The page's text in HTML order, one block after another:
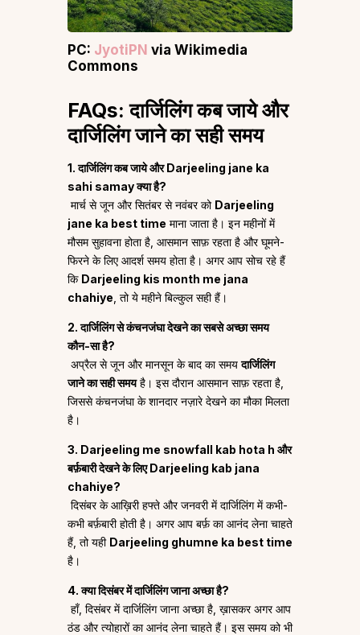
PC: JyotiPN via Wikimedia
Commons
FAQs: दार्जिलिंग कब जाये और
दार्जिलिंग जाने का सही समय
1. दार्जिलिंग कब जाये और Darjeeling jane ka
sahi samay क्या है?
मार्च से जून और सितंबर से नवंबर को Darjeeling
jane ka best time माना जाता है। इन महीनों में
मौसम सुहावना होता है, आसमान साफ़ रहता है और घूमने-
फिरने के लिए आदर्श समय होता है। अगर आप सोच रहे हैं
कि Darjeeling kis month me jana
chahiye , तो ये महीने बिल्कुल सही हैं।
2. दार्जिलिंग से कंचनजंघा देखने का सबसे अच्छा समय
कौन-सा है?
अप्रैल से जून और मानसून के बाद का समयदार्जिलिंग
जाने का सही समयहै। इस दौरान आसमान साफ़ रहता है,
जिससे कंचनजंघा के शानदार नज़ारे देखने का मौका मिलता
है।
3. Darjeeling me snowfall kab hota h और
बर्फ़बारी देखने के लिए Darjeeling kab jana
chahiye?
दिसंबर के आख़िरी हफ्ते और जनवरी में दार्जिलिंग में कभी-
कभी बर्फ़बारी होती है। अगर आप बर्फ़ का आनंद लेना चाहते
हैं, तो यही Darjeeling ghumne ka best time
है।
4. क्या दिसंबर में दार्जिलिंग जाना अच्छा है?
हाँ, दिसंबर में दार्जिलिंग जाना अच्छा है, ख़ासकर अगर आप
ठंड और त्योहारों का आनंद लेना चाहते हैं। इस समय को भी